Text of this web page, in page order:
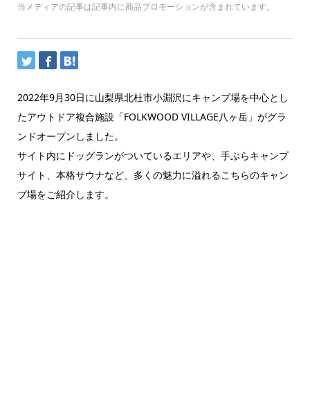
当メディアの記事は記事内に商品プロモーションが含まれています。
2022年9月30日に山梨県北杜市小淵沢にキャンプ場を中心とし
たアウトドア複合施設「FOLKWOOD VILLAGE八ヶ岳」がグラ
ンドオープンしました。
サイト内にドッグランがついているエリアや、手ぶらキャンプ
サイト、本格サウナなど、多くの魅力に溢れるこちらのキャン
プ場をご紹介します。